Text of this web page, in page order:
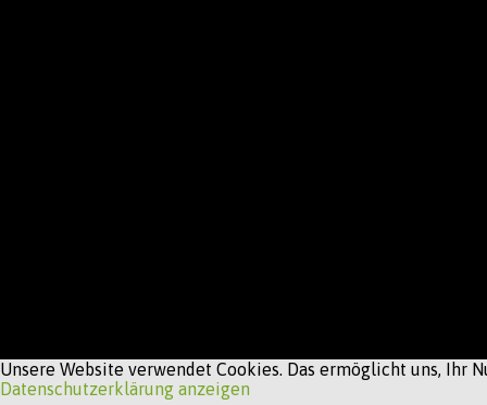
Unsere Website verwendet Cookies. Das ermöglicht uns,
Datenschutzerklärung anzeigen